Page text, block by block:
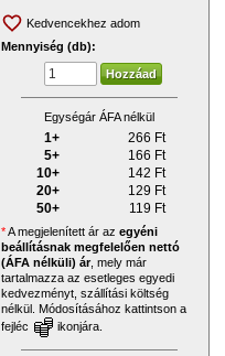
Kedvencekhez adom
Mennyiség (db):
Egységár ÁFA nélkül
1+ 266 Ft
5+
166 Ft
10+
142 Ft
20+
129 Ft
50+
119 Ft
*A megjelenített ár az egyéni
beállításnak megfelelően nettó
(ÁFA nélküli) ár, mely már
tartalmazza az esetleges egyedi
kedvezményt, szállítási költség
nélkül. Módosításához kattintson a
fejléc
ikonjára.